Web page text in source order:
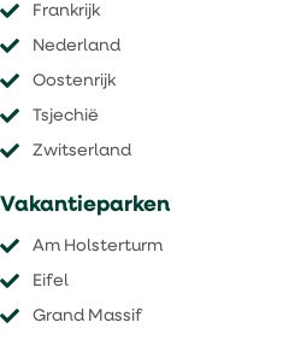
Frankrijk
Nederland
Oostenrijk
Tsjechië
​​​​​​​Zwitserland
Vakantieparken
Am Holsterturm
Eifel
Grand Massif